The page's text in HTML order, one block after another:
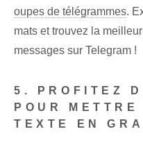
oupes de télégrammes.
mats et trouvez la
messages sur Telegram !
5. PROFITEZ
POUR
TEXTE EN